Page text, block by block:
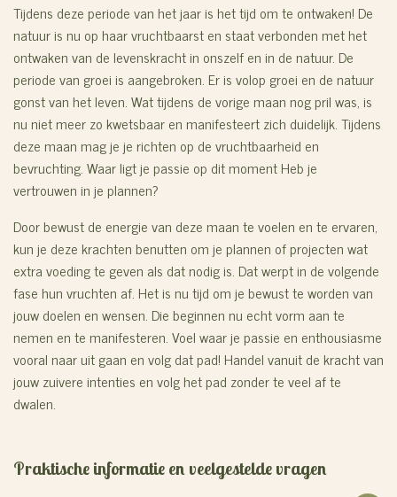
Tijdens deze periode van het jaar is het tijd om te ontwaken! De
natuur is nu op haar vruchtbaarst en staat verbonden met het
ontwaken van de levenskracht in onszelf en in de natuur. De
periode van groei is aangebroken. Er is volop groei en de natuur
gonst van het leven. Wat tijdens de vorige maan nog pril was, is
nu niet meer zo kwetsbaar en manifesteert zich duidelijk. Tijdens
deze maan mag je je richten op de vruchtbaarheid en
bevruchting. Waar ligt je passie op dit moment Heb je
vertrouwen in je plannen?
Door bewust de energie van deze maan te voelen en te ervaren,
kun je deze krachten benutten om je plannen of projecten wat
extra voeding te geven als dat nodig is. Dat werpt in de volgende
fase hun vruchten af. Het is nu tijd om je bewust te worden van
jouw doelen en wensen. Die beginnen nu echt vorm aan te
nemen en te manifesteren. Voel waar je passie en enthousiasme
vooral naar uit gaan en volg dat pad! Handel vanuit de kracht van
jouw zuivere intenties en volg het pad zonder te veel af te
dwalen.
Praktische informatie en veelgestelde vragen